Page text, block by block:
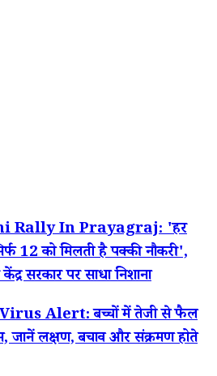
Rally In Prayagraj: 'हर
12 को मिलती है पक्की नौकरी',
सरकार पर साधा निशाना
Alert: बच्चों में तेजी से फैल
जानें लक्षण, बचाव और संक्रमण होते